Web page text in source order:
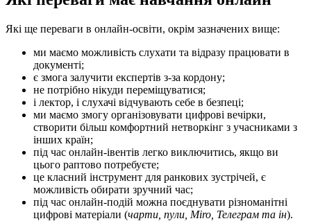
Які ще переваги в онлайн-освіти, окрім зазначених вище:
ми маємо можливість слухати та відразу працювати в
документі;
є змога залучити експертів з-за кордону;
не потрібно нікуди переміщуватися;
і лектор, і слухачі відчувають себе в безпеці;
ми маємо змогу організовувати цифрові вечірки,
створити більш комфортний нетворкінг з учасниками з
інших країн;
під час онлайн-івентів легко виключитись, якщо ви
цього раптово потребуєте;
це класний інструмент для ранкових зустрічей, є
можливість обирати зручний час;
під час онлайн-подій можна поєднувати різноманітні
цифрові матеріали (чарти, пули, Miro, Телеграм та ін).